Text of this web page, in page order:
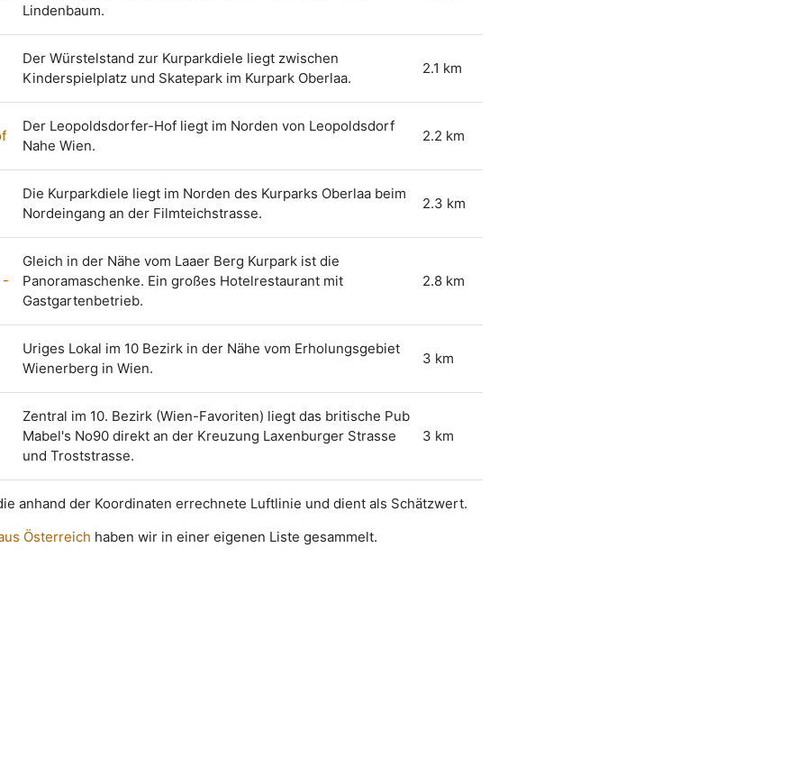
Lindenbaum.
Der Würstelstand zur Kurparkdiele liegt zwischen
Kinderspielplatz und Skatepark im Kurpark Oberlaa.
2.1 km
Der Leopoldsdorfer-Hof liegt im Norden von Leopoldsdorf
Nahe Wien.
2.2 km
Die Kurparkdiele liegt im Norden des Kurparks Oberlaa beim
Nordeingang an der Filmteichstrasse.
2.3 km
-
Gleich in der Nähe vom Laaer Berg Kurpark ist die
Panoramaschenke. Ein großes Hotelrestaurant mit
Gastgartenbetrieb.
2.8 km
Uriges Lokal im 10 Bezirk in der Nähe vom Erholungsgebiet
Wienerberg in Wien.
3 km
Zentral im 10. Bezirk (Wien-Favoriten) liegt das britische Pub
Mabel's No90 direkt an der Kreuzung Laxenburger Strasse
und Troststrasse.
3 km
anhand der Koordinaten errechnete Luftlinie und dient als Schätzwert.
Österreich haben wir in einer eigenen Liste gesammelt.